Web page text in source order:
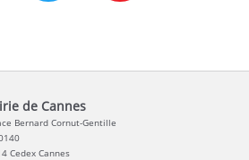
de Cannes
Bernard Cornut-Gentille
Cedex Cannes